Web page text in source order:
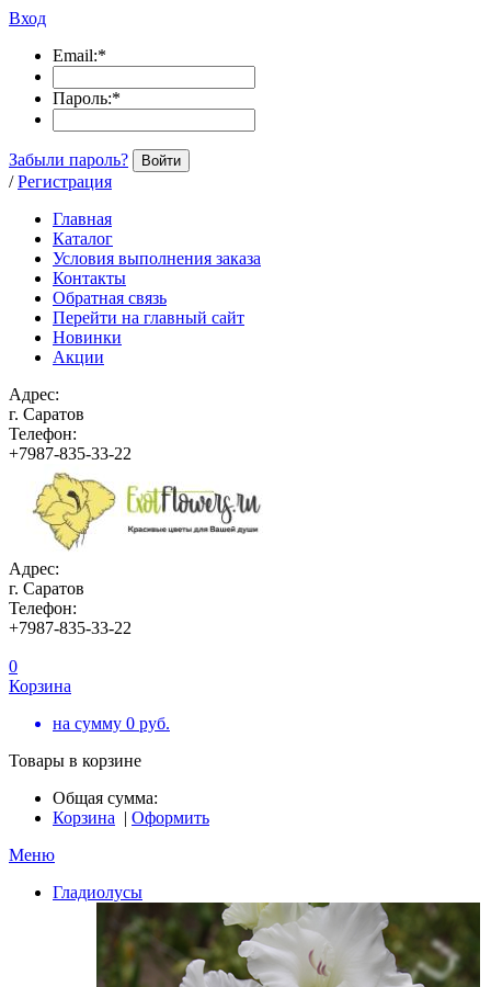
Вход
Email:*
Пароль:*
Забыли пароль? Войти
/ Регистрация
Главная
Каталог
Условия выполнения заказа
Контакты
Обратная связь
Перейти на главный сайт
Новинки
Акции
Адрес:
г. Саратов
Телефон:
+7987-835-33-22
Адрес:
г. Саратов
Телефон:
+7987-835-33-22
0
Корзина
на сумму 0 руб.
Товары в корзине
Общая сумма:
Корзина | Оформить
Меню
Гладиолусы